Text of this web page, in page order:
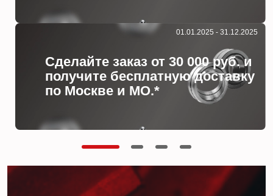
Сделайте заказ от 30 000 руб. и
получите бесплатную доставку
по Москве и МО.*
01.01.2025 - 31.12.2025